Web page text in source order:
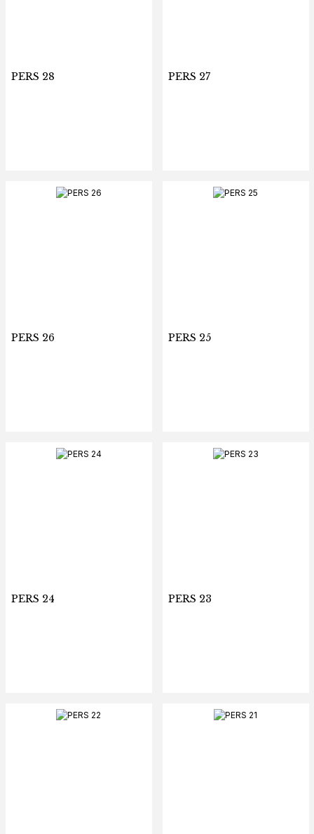
PERS 28 PERS 27
PERS 26 PERS 25
PERS 24 PERS 23